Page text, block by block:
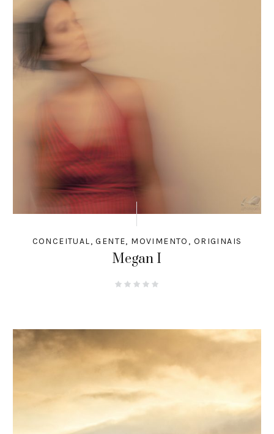
CONCEITUAL,GENTE, MOVIMENTO , ORIGINAIS
Megan I